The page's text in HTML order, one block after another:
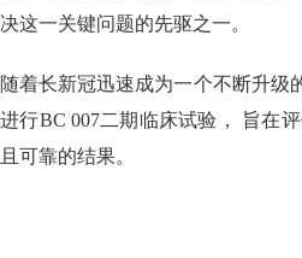
决这一关键问题的先驱之一。
随着长新冠迅速成为一个不断升级
进行BC 007二期临床试验， 旨在
且可靠的结果。